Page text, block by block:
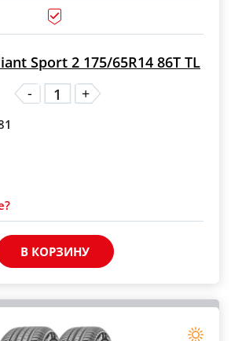
Sport 2 175/65R14 86T TL
-
+
В КОРЗИНУ